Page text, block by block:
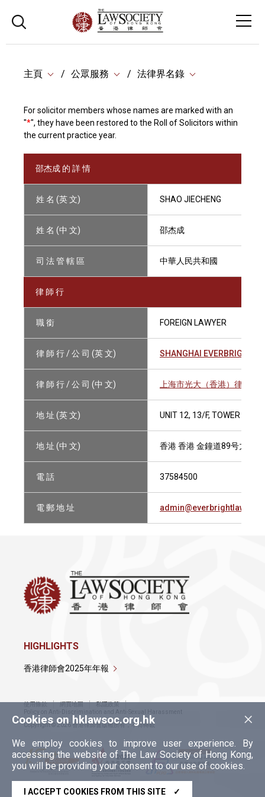
主頁 公眾服務 法律界名錄
For solicitor members whose names are marked with an
"*", they have been restored to the Roll of Solicitors within
the current practice year.
邵杰成 的 詳 情
姓 名 (英 文) SHAO JIECHENG
姓 名 (中 文) 邵杰成
司 法 管 轄 區 中華人民共和國
律 師 行
職 銜 FOREIGN LAWYER
律 師 行 / 公 司 (英 文) SHANGHAI EVERBRIGHT
律 師 行 / 公 司 (中 文) 上海市光大（香港）律師事
地 址 (英 文) UNIT 12, 13/F, TOWER ONE,
地 址 (中 文) 香港 香港 金鐘道89号力寶
電 話 37584500
電 郵 地 址 admin@everbrightlaw.com
×
Cookies on hklawsoc.org.hk
We employ cookies to improve user experience. By
accessing the website of The Law Society of Hong Kong,
you will be providing your consent to our use of cookies.
I ACCEPT COOKIES FROM THIS SITE ✓
HIGHLIGHTS
香港律師會2025年年報
使用條款 網頁地圖
私隱政策
Policy on Anti-Discrimination and Anti-Sexual Harassment
Copyright © 2026 香港律師會版權所有，不得轉載